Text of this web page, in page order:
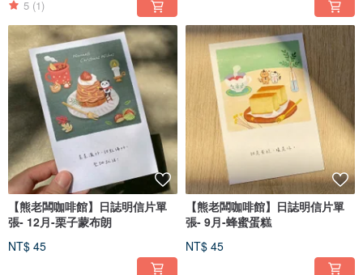
5 (1)
【熊老闆咖啡館】日誌明信片單
張- 12月-栗子蒙布朗
NT$ 45
【熊老闆咖啡館】日誌明信片單
張- 9月-蜂蜜蛋糕
NT$ 45